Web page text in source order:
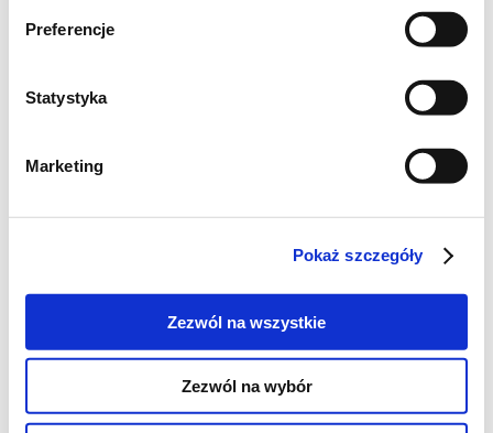
Preferencje
Statystyka
Marketing
Pokaż szczegóły
Zezwól na wszystkie
Zezwól na wybór
Oczywiście botwinka może być również
ugotowana bardziej klasycznie, na wywarze
mięsnym.